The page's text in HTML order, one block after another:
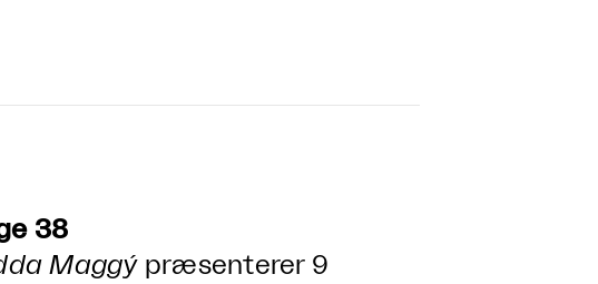
38
Maggýpræsenterer 9